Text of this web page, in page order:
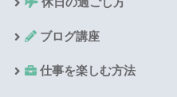
休日の過ごし方
ブログ講座
仕事を楽しむ方法